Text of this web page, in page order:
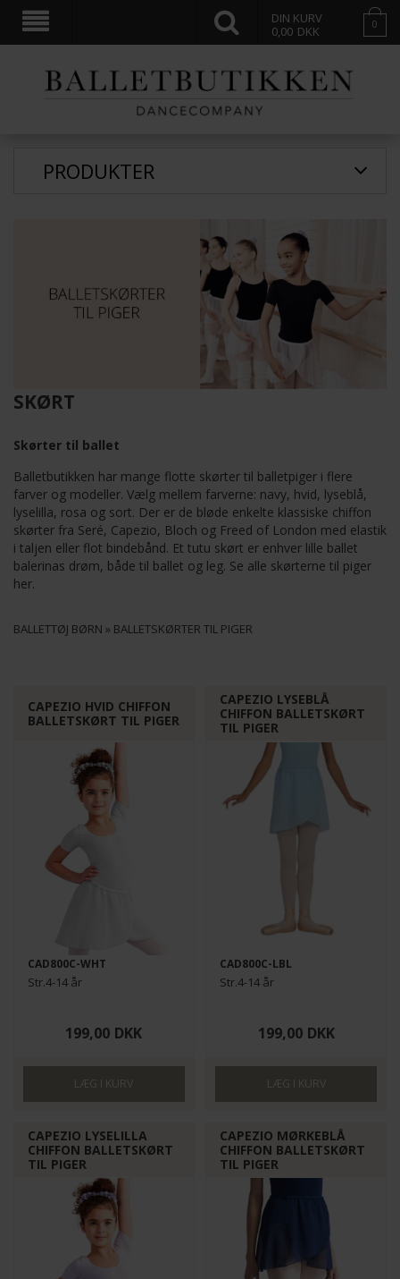
DIN KURV
0,00 DKK 0
PRODUKTER
SKØRT
Skørter til ballet
Balletbutikken har mange flotte skørter til balletpiger i flere
farver og modeller. Vælg mellem farverne: navy, hvid, lyseblå,
lyselilla, rosa og sort. Der er de bløde enkelte klassiske chiffon
skørter fra Seré, Capezio, Bloch og Freed of London med elastik
i taljen eller flot bindebånd. Et tutu skørt er enhver lille ballet
balerinas drøm, både til ballet og leg. Se alle skørterne til piger
her.
BALLETTØJ BØRN » BALLETSKØRTER TIL PIGER
CAPEZIO HVID CHIFFON
BALLETSKØRT TIL PIGER
CAD800C-WHT
Str.4-14 år
199,00 DKK
CAPEZIO LYSEBLÅ
CHIFFON BALLETSKØRT
TIL PIGER
CAD800C-LBL
Str.4-14 år
199,00 DKK
CAPEZIO LYSELILLA
CHIFFON BALLETSKØRT
TIL PIGER
CAPEZIO MØRKEBLÅ
CHIFFON BALLETSKØRT
TIL PIGER